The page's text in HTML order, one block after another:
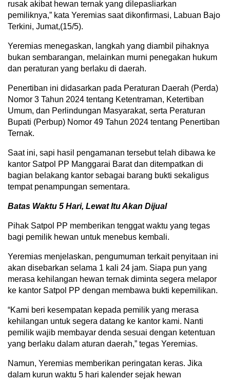
rusak akibat hewan ternak yang dilepasliarkan
pemiliknya,” kata Yeremias saat dikonfirmasi, Labuan Bajo
Terkini, Jumat,(15/5).
Yeremias menegaskan, langkah yang diambil pihaknya
bukan sembarangan, melainkan murni penegakan hukum
dan peraturan yang berlaku di daerah.
Penertiban ini didasarkan pada Peraturan Daerah (Perda)
Nomor 3 Tahun 2024 tentang Ketentraman, Ketertiban
Umum, dan Perlindungan Masyarakat, serta Peraturan
Bupati (Perbup) Nomor 49 Tahun 2024 tentang Penertiban
Ternak.
Saat ini, sapi hasil pengamanan tersebut telah dibawa ke
kantor Satpol PP Manggarai Barat dan ditempatkan di
bagian belakang kantor sebagai barang bukti sekaligus
tempat penampungan sementara.
Batas Waktu 5 Hari, Lewat Itu Akan Dijual
Pihak Satpol PP memberikan tenggat waktu yang tegas
bagi pemilik hewan untuk menebus kembali.
Yeremias menjelaskan, pengumuman terkait penyitaan ini
akan disebarkan selama 1 kali 24 jam. Siapa pun yang
merasa kehilangan hewan ternak diminta segera melapor
ke kantor Satpol PP dengan membawa bukti kepemilikan.
“Kami beri kesempatan kepada pemilik yang merasa
kehilangan untuk segera datang ke kantor kami. Nanti
pemilik wajib membayar denda sesuai dengan ketentuan
yang berlaku dalam aturan daerah,” tegas Yeremias.
Namun, Yeremias memberikan peringatan keras. Jika
dalam kurun waktu 5 hari kalender sejak hewan